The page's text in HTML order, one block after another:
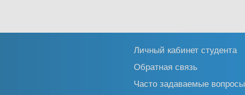
Личный кабинет студента
Обратная связь
Часто задаваемые вопросы